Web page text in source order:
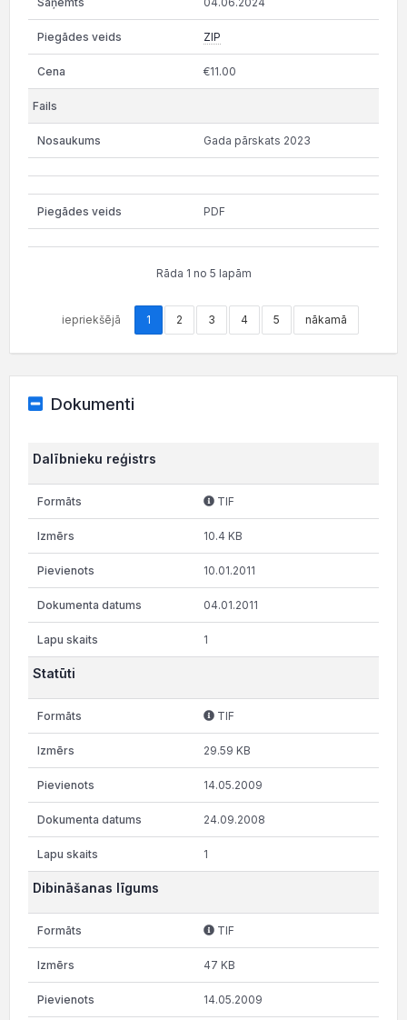
ZIP
€11.00
Gada pārskats 2023
PDF
Rāda 1 no 5 lapām
iepriekšējā 1 2 3 4 5 nākamā
Dokumenti
Dalībnieku reģistrs
TIF
10.4 KB
10.01.2011
04.01.2011
1
Statūti
TIF
29.59 KB
14.05.2009
24.09.2008
1
Dibināšanas līgums
TIF
47 KB
14.05.2009